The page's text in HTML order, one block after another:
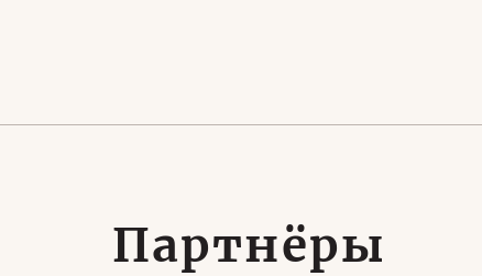
Партнёры